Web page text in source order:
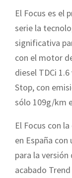
El Focus es el
serie la
significativa
con el motor
diesel TDCi
Stop, con
sólo 109g/km
El Focus con
en España
para la versión
acabado